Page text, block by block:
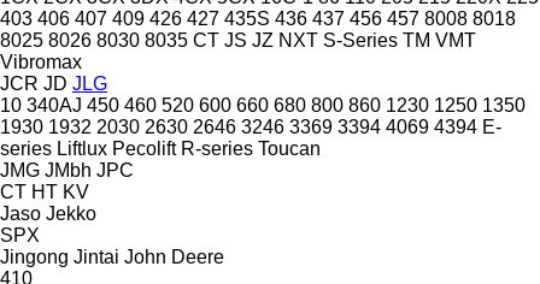
403 406 407 409 426 427 435S 436 437 456 457 8008 8018
8025 8026 8030 8035 CT JS JZ NXT S-Series TM VMT
Vibromax
JCR JD JLG
10 340AJ 450 460 520 600 660 680 800 860 1230 1250 1350
1930 1932 2030 2630 2646 3246 3369 3394 4069 4394 E-
series Liftlux Pecolift R-series Toucan
JMG JMbh JPC
CT HT KV
Jaso Jekko
SPX
Jingong Jintai John Deere
410